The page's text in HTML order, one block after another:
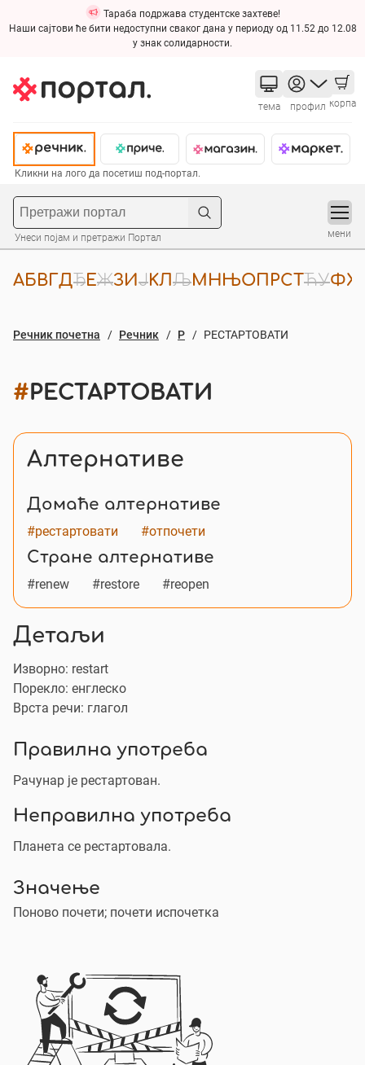
Тараба подржава студентске захтеве!
Наши сајтови ће бити недоступни сваког дана у периоду од 11.52 до 12.08
у знак солидарности.
тема профил корпа
Кликни на лого да посетиш под-портал.
Унеси појам и претражи Портал мени
АБВГ ДЂЕЖЗИЈКЛЉМНЊОПРС Т ЋУФХ
Речник почетна Речник Р РЕСТАРТОВАТИ
#РЕСТАРТОВАТИ
Алтернативе
Домаће алтернативе
#рестартовати #отпочети
Стране алтернативе
#renew #restore #reopen
Детаљи
Изворно: restart
Порекло: енглеско
Врста речи: глагол
Правилна употреба
Рачунар је рестартован.
Неправилна употреба
Планета се рестартовала.
Значење
Поново почети; почети испочетка